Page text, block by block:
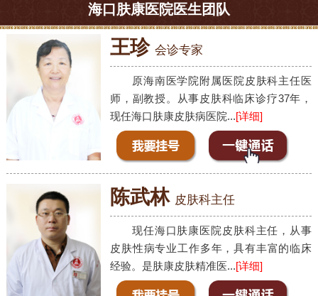
海口肤康医院医生团队
王珍 会诊专家
原海南医学院附属医院皮肤科主任医
师，副教授。从事皮肤科临床诊疗37年，
现任海口肤康皮肤病医院...[详细]
陈武林 皮肤科主任
现任海口肤康医院皮肤科主任，从事
皮肤性病专业工作多年，具有丰富的临床
经验。是肤康皮肤精准医...[详细]